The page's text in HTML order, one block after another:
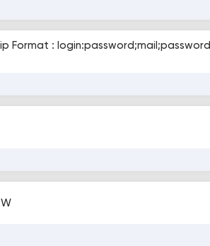
connect Best Vpn